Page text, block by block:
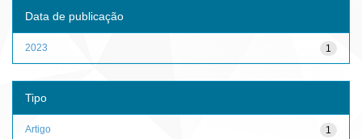
Data de publicação
1
2023
Tipo
1
Artigo